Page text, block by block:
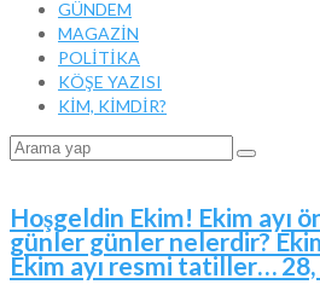
GÜNDEM
MAGAZİN
POLİTİKA
KÖŞE YAZISI
KİM, KİMDİR?
Hoşgeldin Ekim! Ekim ayı
günler günler nelerdir?
Ekim ayı resmi tatiller…